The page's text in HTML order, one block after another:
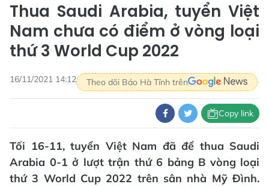
Thua Saudi Arabia, tuyển Việt
Nam chưa có điểm ở vòng loại
thứ 3 World Cup 2022
16/11/2021 14:12 Theo dõi Báo Hà Tĩnh trên
Copy link
Tối 16-11, tuyển Việt Nam đã để thua Saudi
Arabia 0-1 ở lượt trận thứ 6 bảng B vòng loại
thứ 3 World Cup 2022 trên sân nhà Mỹ Đình.